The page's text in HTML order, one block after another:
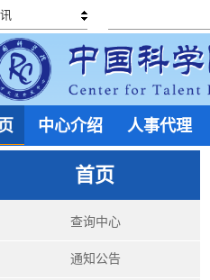
中心介绍 人事代理
首页
查询中心
通知公告